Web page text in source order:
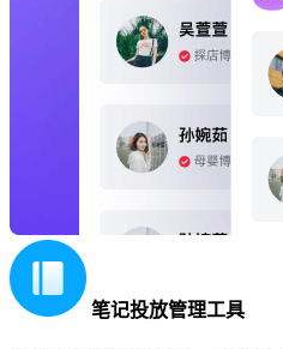
笔记投放管理工具